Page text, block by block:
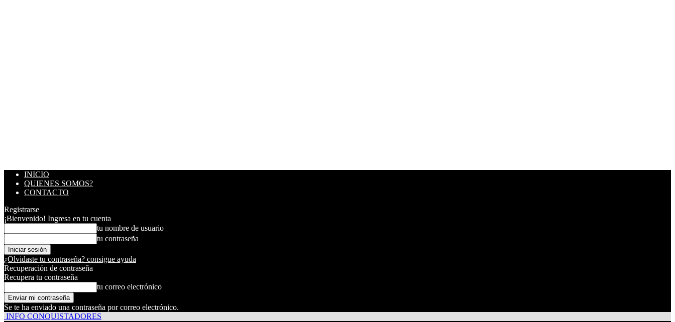
INICIO
QUIENES SOMOS?
CONTACTO
Registrarse
¡Bienvenido! Ingresa en tu cuenta
tu nombre de usuario
tu contraseña
¿Olvidaste tu contraseña? consigue ayuda
Recuperación de contraseña
Recupera tu contraseña
tu correo electrónico
Se te ha enviado una contraseña por correo electrónico.
INFO CONQUISTADORES